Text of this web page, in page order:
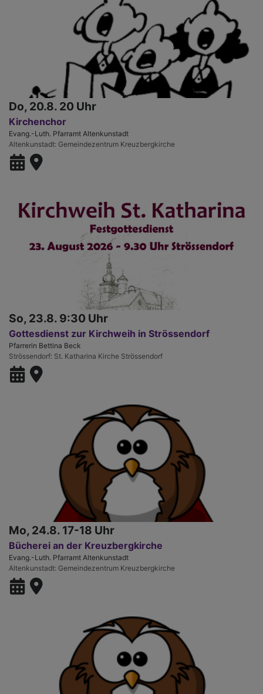
Do, 20.8. 20 Uhr
Kirchenchor
Evang.-Luth. Pfarramt Altenkunstadt
Altenkunstadt Gemeindezentrum Kreuzbergkirche
So, 23.8. 9:30 Uhr
Gottesdienst zur Kirchweih in Strössendorf
Pfarrerin Bettina Beck
Strössendorf St. Katharina Kirche Strössendorf
Mo, 24.8. 17-18 Uhr
Bücherei an der Kreuzbergkirche
Evang.-Luth. Pfarramt Altenkunstadt
Altenkunstadt Gemeindezentrum Kreuzbergkirche